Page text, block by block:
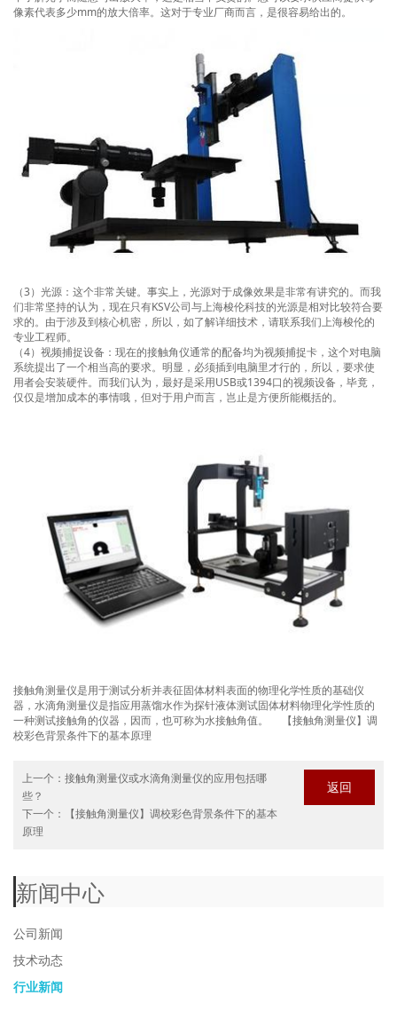
像素代表多少mm的放大倍率。这对于专业厂商而言，是很容易给出的。
（3）光源：这个非常关键。事实上，光源对于成像效果是非常有讲究的。而我
们非常坚持的认为，现在只有KSV公司与上海梭伦科技的光源是相对比较符合要
求的。由于涉及到核心机密，所以，如了解详细技术，请联系我们上海梭伦的
专业工程师。
（4）视频捕捉设备：现在的接触角仪通常的配备均为视频捕捉卡，这个对电脑
系统提出了一个相当高的要求。明显，必须插到电脑里才行的，所以，要求使
用者会安装硬件。而我们认为，最好是采用USB或1394口的视频设备，毕竟，
仅仅是增加成本的事情哦，但对于用户而言，岂止是方便所能概括的。
接触角测量仪是用于测试分析并表征固体材料表面的物理化学性质的基础仪
器，水滴角测量仪是指应用蒸馏水作为探针液体测试固体材料物理化学性质的
一种测试接触角的仪器，因而，也可称为水接触角值。 
【接触角测量仪】调
校彩色背景条件下的基本原理
上一个： 接触角测量仪或水滴角测量仪的应用包括哪
些？
下一个：
【接触角测量仪】调校彩色背景条件下的基本
原理
返回
新闻中心
公司新闻
技术动态
行业新闻